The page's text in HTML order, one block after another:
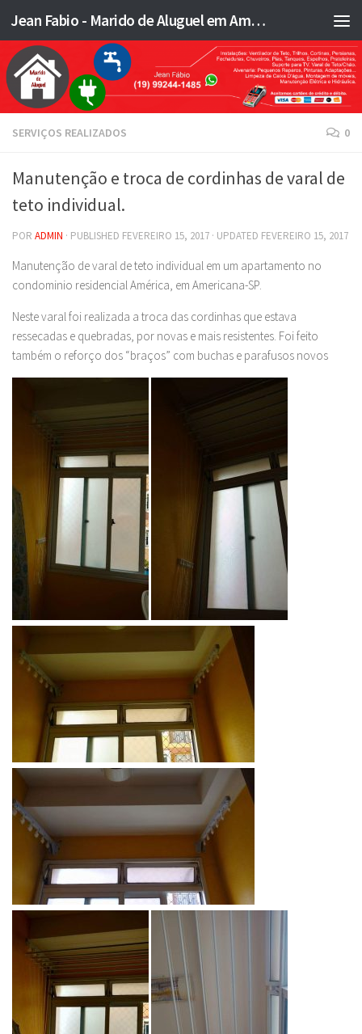
Skip to content Jean Fabio - Marido de Aluguel em Americana SP e região - JFMA
SERVIÇOS REALIZADOS 0
Manutenção e troca de cordinhas de varal de
teto individual.
POR ADMIN · PUBLISHED FEVEREIRO 15, 2017 · UPDATED FEVEREIRO 15, 2017
Manutenção de varal de teto individual em um apartamento no
condominio residencial América, em Americana-SP.
Neste varal foi realizada a troca das cordinhas que estava
ressecadas e quebradas, por novas e mais resistentes. Foi feito
também o reforço dos “braços” com buchas e parafusos novos